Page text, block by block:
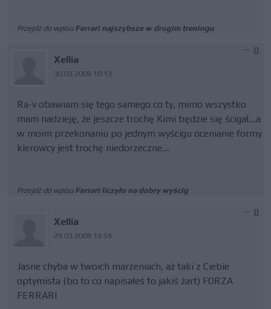
Przejdź do wpisu Ferrari najszybsze w drugim treningu
Xellia
30.03.2009 10:13
0
Ra-v obawiam się tego samego co ty, mimo wszystko
mam nadzieję, że jeszcze trochę Kimi będzie się ścigał....a
w moim przekonaniu po jednym wyścigu ocenianie formy
kierowcy jest trochę niedorzeczne....
Przejdź do wpisu Ferrari liczyło na dobry wyścig
Xellia
29.03.2009 19:59
0
Jasne chyba w twoich marzeniach, aż taki z Ciebie
optymista (bo to co napisałeś to jakiś żart) FORZA
FERRARI